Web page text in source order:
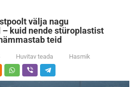
välja nagu
kuid nende stüroplastist
teid
Huvitav teada Hasmik